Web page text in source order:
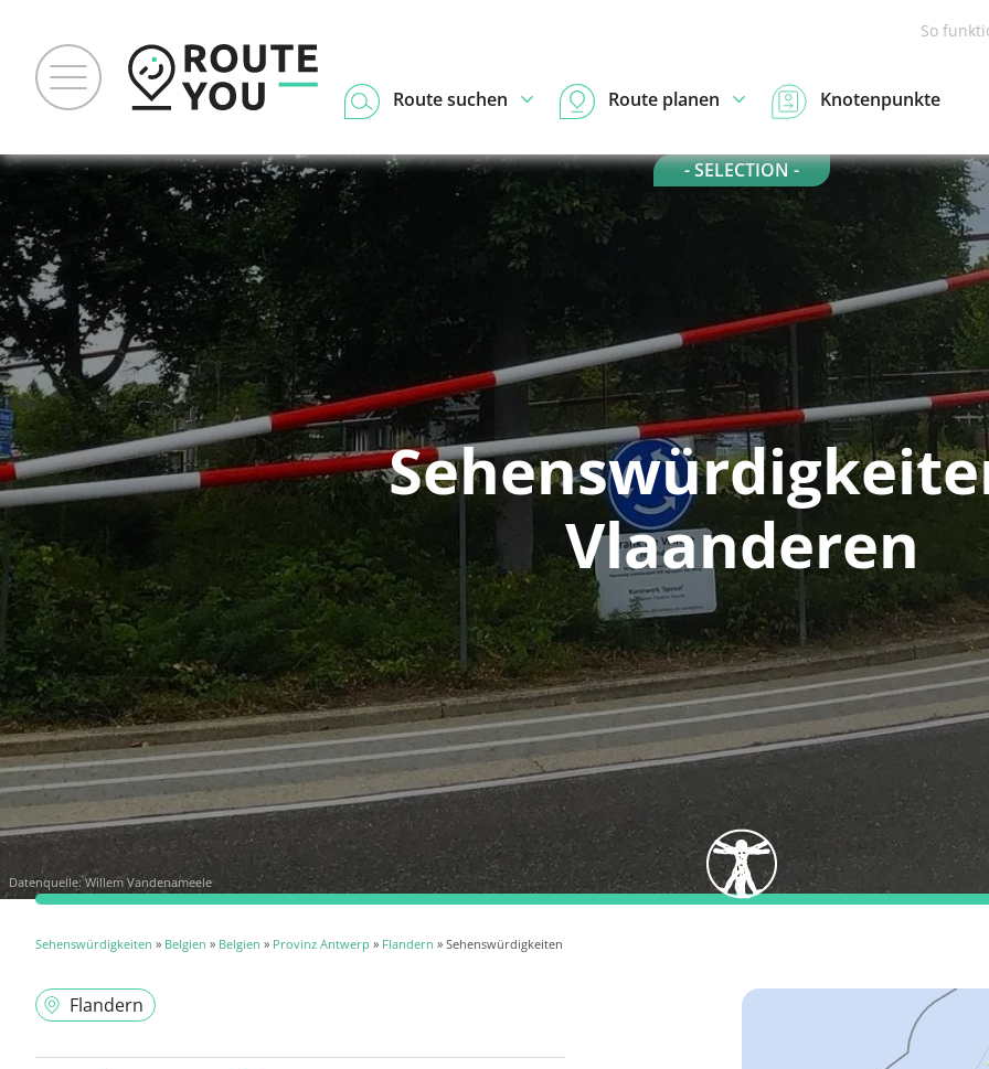
So
Route suchen Route planen Knotenpunkte
- SELECTION -
Vlaanderen
Datenquelle:Willem Vandenameele
Sehenswürdigkeiten » Belgien » Belgien » Provinz Antwerp » Flandern » Sehenswürdigkeiten
Flandern